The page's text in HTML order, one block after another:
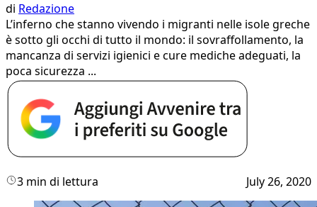
di Redazione
L’inferno che stanno vivendo i migranti nelle isole greche
è sotto gli occhi di tutto il mondo: il sovraffollamento, la
mancanza di servizi igienici e cure mediche adeguati, la
poca sicurezza ...
3 min di lettura July 26, 2020